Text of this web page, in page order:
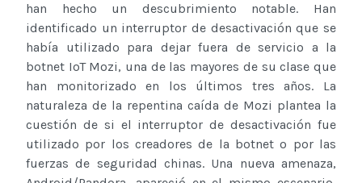
han hecho un descubrimiento notable. Han
identificado un interruptor de desactivación que se
había utilizado para dejar fuera de servicio a la
botnet IoT Mozi, una de las mayores de su clase que
han monitorizado en los últimos tres años. La
naturaleza de la repentina caída de Mozi plantea la
cuestión de si el interruptor de desactivación fue
utilizado por los creadores de la botnet o por las
fuerzas de seguridad chinas. Una nueva amenaza,